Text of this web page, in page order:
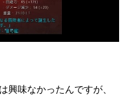
興味なかったんですが、